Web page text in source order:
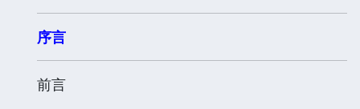
序言
前言